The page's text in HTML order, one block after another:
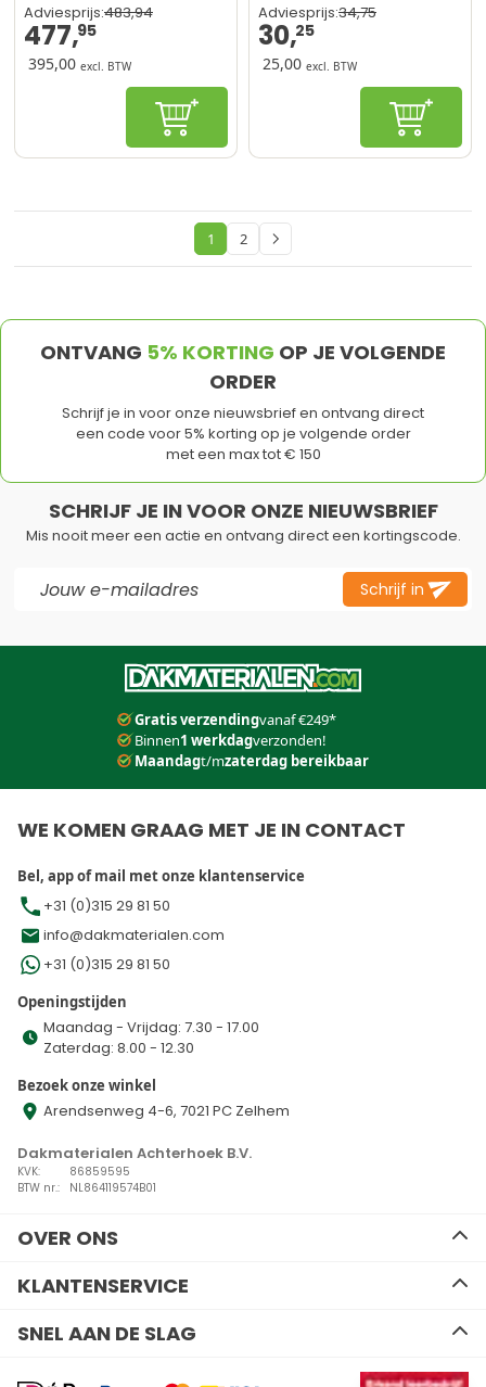
Adviesprijs:483,94
477,95
395,00 excl. BTW
In winkelwagen
Adviesprijs:34,75
30,25
25,00 excl. BTW
In
U lees momenteel pagina
1 Pagina
2
ONTVANG 5% KORTING OP JE VOLGENDE
ORDER
Schrijf je in voor onze nieuwsbrief en ontvang direct
een code voor 5% korting op je volgende order
met een max tot € 150
SCHRIJF JE IN VOOR ONZE NIEUWSBRIEF
Mis nooit meer een actie en ontvang direct een kortingscode.
Schrijf in
Gratis verzendingvanaf €249*
Binnen1 werkdagverzonden!
Maandagt/mzaterdag bereikbaar
WE KOMEN GRAAG MET JE IN CONTACT
Bel, app of mail met onze klantenservice
+31 (0)315 29 81 50
info@dakmaterialen.com
+31 (0)315 29 81 50
Openingstijden
Maandag - Vrijdag: 7.30 - 17.00
Zaterdag: 8.00 - 12.30
Bezoek onze winkel
Arendsenweg 4-6, 7021 PC Zelhem
Dakmaterialen Achterhoek B.V.
KVK:
86859595
BTW nr.:
NL864119574B01
OVER ONS
Ons team
Advies
Disclaimer
KLANTENSERVICE
Zakelijk bestellen
Verzenden en retourneren
SNEL AAN DE SLAG